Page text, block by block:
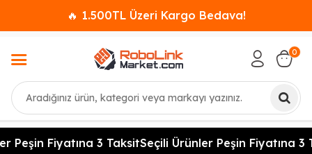
🔥 1.500TL Üzeri Kargo Bedava!
Ara
0
Peşin Fiyatına 3 TaksitSeçili Ürünler Peşin Fiyatına 3